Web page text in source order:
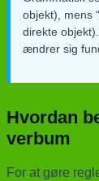
objekt), mens
direkte
ændrer sig
Hvordan
verbum
For at gøre